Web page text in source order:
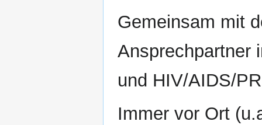
Gemeinsam mit
Ansprechpartner
und HIV/AIDS/
Immer vor Ort